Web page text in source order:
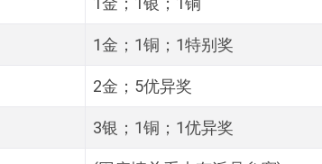
1金；1铜；1特别奖
2金；5优异奖
3银；1铜；1优异奖